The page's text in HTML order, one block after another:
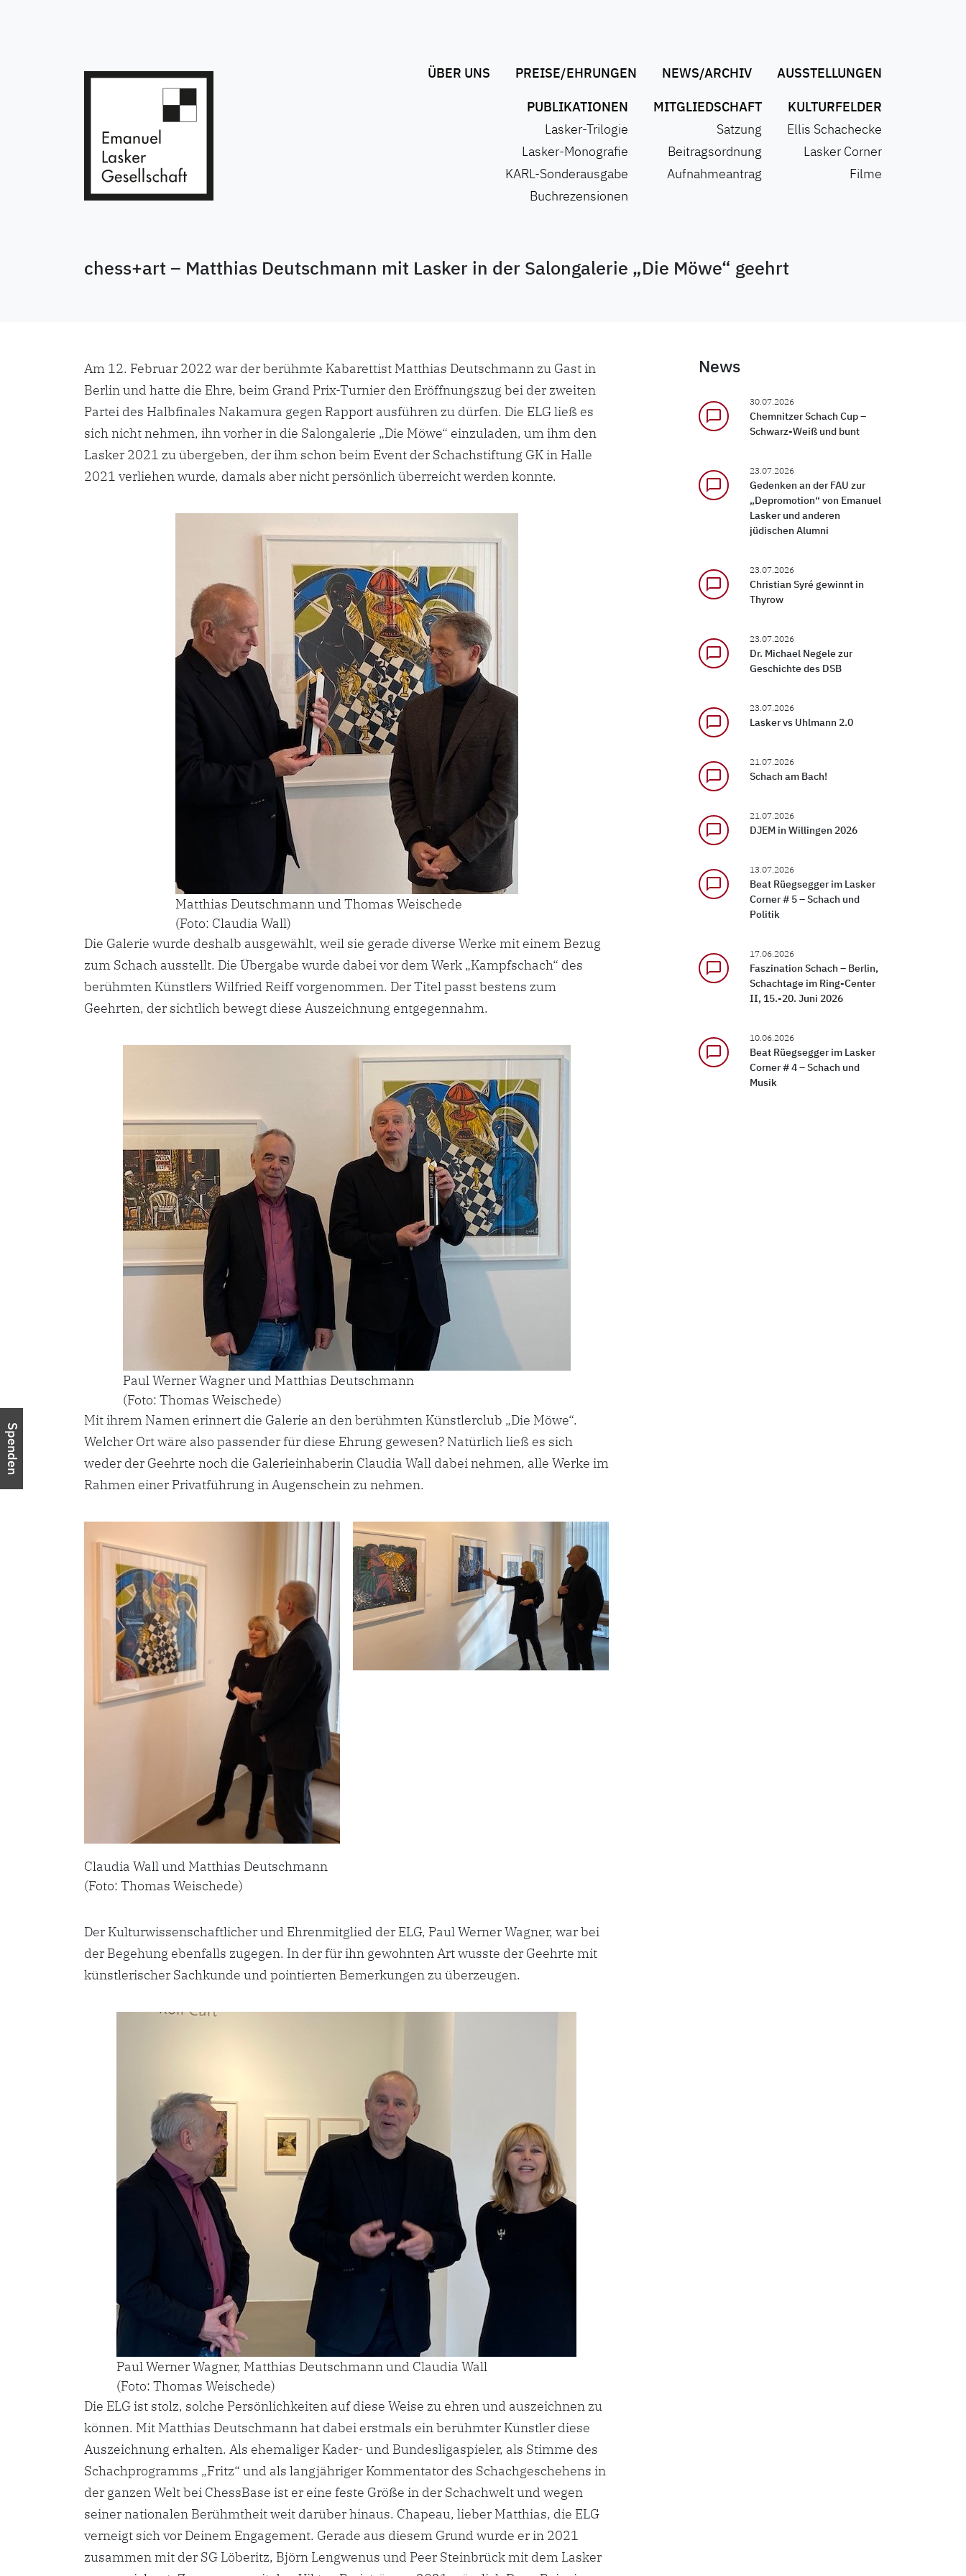
ÜBER UNS PREISE/EHRUNGEN NEWS/ARCHIV AUSSTELLUNGEN
PUBLIKATIONEN
Lasker-Trilogie
Lasker-Monografie
KARL-Sonderausgabe
Buchrezensionen
MITGLIEDSCHAFT
Satzung
Beitragsordnung
Aufnahmeantrag
KULTURFELDER
Ellis Schachecke
Lasker Corner
Filme
chess+art – Matthias Deutschmann mit Lasker in der Salongalerie „Die Möwe“ geehrt
Am 12. Februar 2022 war der berühmte Kabarettist Matthias Deutschmann zu Gast in
Berlin und hatte die Ehre, beim Grand Prix-Turnier den Eröffnungszug bei der zweiten
Partei des Halbfinales Nakamura gegen Rapport ausführen zu dürfen. Die ELG ließ es
sich nicht nehmen, ihn vorher in die Salongalerie „Die Möwe“ einzuladen, um ihm den
Lasker 2021 zu übergeben, der ihm schon beim Event der Schachstiftung GK in Halle
2021 verliehen wurde, damals aber nicht persönlich überreicht werden konnte.
Matthias Deutschmann und Thomas Weischede
(Foto: Claudia Wall)
Die Galerie wurde deshalb ausgewählt, weil sie gerade diverse Werke mit einem Bezug
zum Schach ausstellt. Die Übergabe wurde dabei vor dem Werk „Kampfschach“ des
berühmten Künstlers Wilfried Reiff vorgenommen. Der Titel passt bestens zum
Geehrten, der sichtlich bewegt diese Auszeichnung entgegennahm.
Paul Werner Wagner und Matthias Deutschmann
(Foto: Thomas Weischede)
Mit ihrem Namen erinnert die Galerie an den berühmten Künstlerclub „Die Möwe“.
Welcher Ort wäre also passender für diese Ehrung gewesen? Natürlich ließ es sich
weder der Geehrte noch die Galerieinhaberin Claudia Wall dabei nehmen, alle Werke im
Rahmen einer Privatführung in Augenschein zu nehmen.
Claudia Wall und Matthias Deutschmann
(Foto: Thomas Weischede)
Der Kulturwissenschaftlicher und Ehrenmitglied der ELG, Paul Werner Wagner, war bei
der Begehung ebenfalls zugegen. In der für ihn gewohnten Art wusste der Geehrte mit
künstlerischer Sachkunde und pointierten Bemerkungen zu überzeugen.
Paul Werner Wagner, Matthias Deutschmann und Claudia Wall
(Foto: Thomas Weischede)
Die ELG ist stolz, solche Persönlichkeiten auf diese Weise zu ehren und auszeichnen zu
können. Mit Matthias Deutschmann hat dabei erstmals ein berühmter Künstler diese
Auszeichnung erhalten. Als ehemaliger Kader- und Bundesligaspieler, als Stimme des
Schachprogramms „Fritz“ und als langjähriger Kommentator des Schachgeschehens in
der ganzen Welt bei ChessBase ist er eine feste Größe in der Schachwelt und wegen
seiner nationalen Berühmtheit weit darüber hinaus. Chapeau, lieber Matthias, die ELG
verneigt sich vor Deinem Engagement. Gerade aus diesem Grund wurde er in 2021
zusammen mit der SG Löberitz, Björn Lengwenus und Peer Steinbrück mit dem Lasker
News
chat_bubble_outline
30.07.2026
Chemnitzer Schach Cup –
Schwarz-Weiß und bunt
chat_bubble_outline
23.07.2026
Gedenken an der FAU zur
„Depromotion“ von Emanuel
Lasker und anderen
jüdischen Alumni
chat_bubble_outline
23.07.2026
Christian Syré gewinnt in
Thyrow
chat_bubble_outline
23.07.2026
Dr. Michael Negele zur
Geschichte des DSB
chat_bubble_outline
23.07.2026
Lasker vs Uhlmann 2.0
chat_bubble_outline
21.07.2026
Schach am Bach!
chat_bubble_outline
21.07.2026
DJEM in Willingen 2026
chat_bubble_outline
13.07.2026
Beat Rüegsegger im Lasker
Corner # 5 – Schach und
Politik
chat_bubble_outline
17.06.2026
Faszination Schach – Berlin,
Schachtage im Ring-Center
II, 15.-20. Juni 2026
chat_bubble_outline
10.06.2026
Beat Rüegsegger im Lasker
Corner # 4 – Schach und
Musik
Spenden